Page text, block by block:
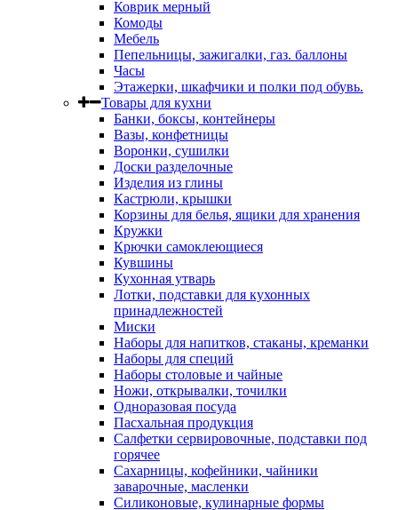
Коврик мерный
Комоды
Мебель
Пепельницы, зажигалки, газ. баллоны
Часы
Этажерки, шкафчики и полки под обувь.
Товары для кухни
Банки, боксы, контейнеры
Вазы, конфетницы
Воронки, сушилки
Доски разделочные
Изделия из глины
Кастрюли, крышки
Корзины для белья, ящики для хранения
Кружки
Крючки самоклеющиеся
Кувшины
Кухонная утварь
Лотки, подставки для кухонных
принадлежностей
Миски
Наборы для напитков, стаканы, креманки
Наборы для специй
Наборы столовые и чайные
Ножи, открывалки, точилки
Одноразовая посуда
Пасхальная продукция
Салфетки сервировочные, подставки под
горячее
Сахарницы, кофейники, чайники
заварочные, масленки
Силиконовые, кулинарные формы